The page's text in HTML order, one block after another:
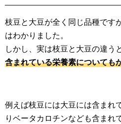
枝豆と大豆が全く同じ品種です
はわかりました。
しかし、実は枝豆と大豆の違う
含まれている栄養素についても
例えば枝豆には大豆には含まれ
りベータカロチンなども含まれ